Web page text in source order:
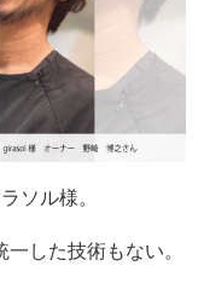
ソル様。
した技術もない。